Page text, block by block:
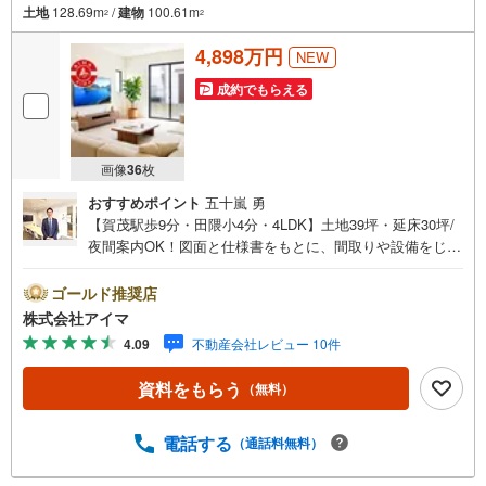
土地128.69m2 /建物 100.61m2
画像36枚
4,898万円 NEW
成約でもらえる
おすすめポイント 五十嵐 勇
【賀茂駅歩9分・田隈小4分・4LDK】土地39坪・延床30坪/
夜間案内OK！図面と仕様書をもとに、間取りや設備をじっ
DK15帖以上。土地約39坪・延床約30坪と、暮らしの広さを
数字でご確認いただけます。■品質・保証住まいの品質を支
える裏付けです。基礎は面で支えるベタ基礎。地盤調査を
実施済み。完了検査済証の交付済み。ほかにフラット35S
に対応・フラット35S適合証明書も備えます。■防犯対策留
守中も夜も頼れる防犯設備です。複製されにくいディンプ
ま開錠できるタッチキー。ほかにカードキーも備えます。■
ゴールド推奨店
株式会社アイマ
4.09 不動産会社レビュー 10件
資料をもらう （無料）
電話する （通話料無料）